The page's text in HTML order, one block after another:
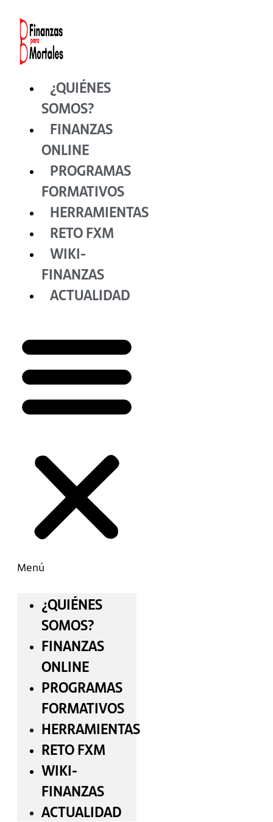
contenido
¿QUIÉNES
SOMOS?
FINANZAS
ONLINE
PROGRAMAS
FORMATIVOS
HERRAMIENTAS
RETO FXM
WIKI-
FINANZAS
ACTUALIDAD
Menú
¿QUIÉNES
SOMOS?
FINANZAS
ONLINE
PROGRAMAS
FORMATIVOS
HERRAMIENTAS
RETO FXM
WIKI-
FINANZAS
ACTUALIDAD